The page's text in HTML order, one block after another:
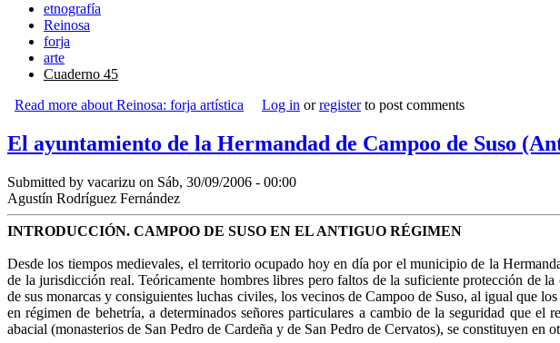
etnografía
Reinosa
forja
arte
Cuaderno 45
Read more about Reinosa: forja artística Log in orregisterto post comments
El ayuntamiento de la Hermandad de Campoo de Suso
Submitted by vacarizu on Sáb, 30/09/2006 - 00:00
Agustín Rodríguez Fernández
INTRODUCCIÓN. CAMPOO DE SUSO EN EL ANTIGUO RÉGIMEN
Desde los tiempos medievales, el territorio ocupado hoy en día por el municipio de la
de la jurisdicción real. Teóricamente hombres libres pero faltos de la suficiente protección de
de sus monarcas y consiguientes luchas civiles, los vecinos de Campoo de Suso, al igual que
en régimen de behetría, a de­terminados señores particulares a cambio de la seguridad que
abacial (monasterios de San Pedro de Cardeña y de San Pedro de Cer­vatos), se constituyen en